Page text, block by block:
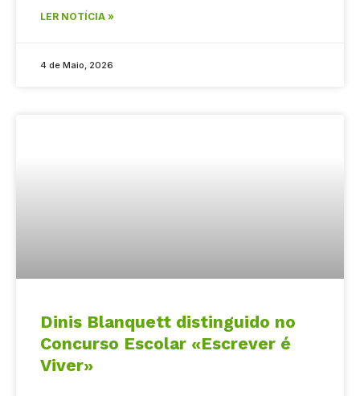
LER NOTÍCIA »
4 de Maio, 2026
Dinis Blanquett distinguido no
Concurso Escolar «Escrever é
Viver»